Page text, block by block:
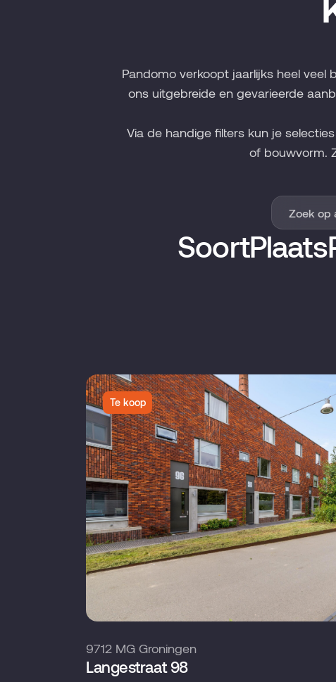
Pandomo verkoopt jaarlijks heel veel
ons uitgebreide en gevarieerde
Via de handige filters kun je
of bouwvorm.
SoortPlaats
Te koop
9712 MG Groningen
Langestraat 98